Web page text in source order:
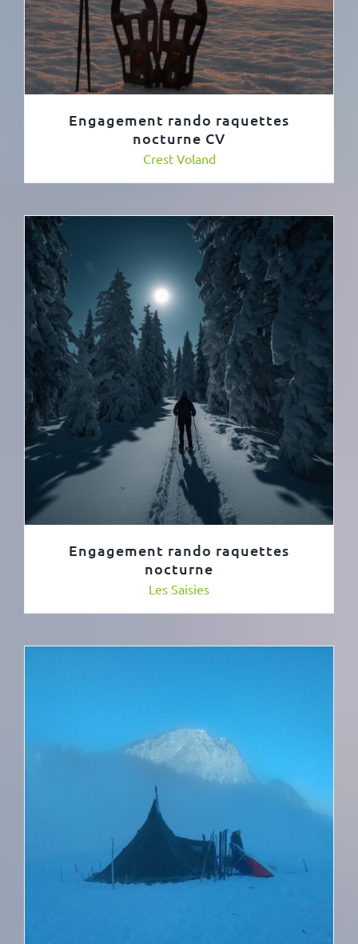
Engagement rando raquettes
nocturne CV
Crest Voland
Engagement rando raquettes
nocturne
Les Saisies